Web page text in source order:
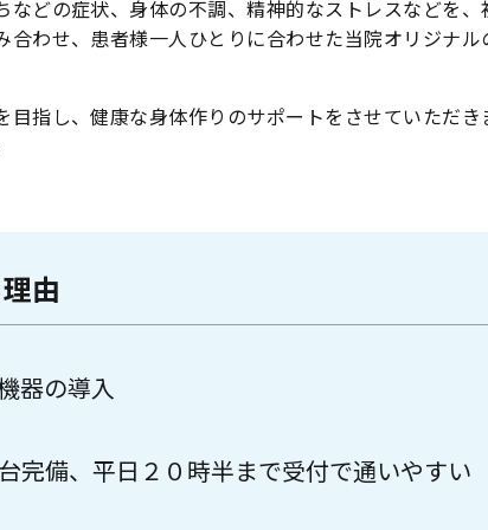
などの症状、身体の不調、精神的なストレスなどを、
わせ、患者様一人ひとりに合わせた当院オリジナル
指し、健康な身体作りのサポートをさせていただき
由
器の導入
完備、平日２０時半まで受付で通いやすい